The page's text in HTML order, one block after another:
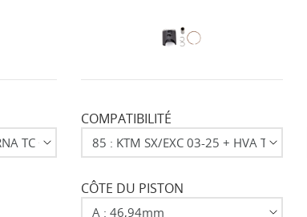
COMPATIBILITÉ
CÔTE DU PISTON